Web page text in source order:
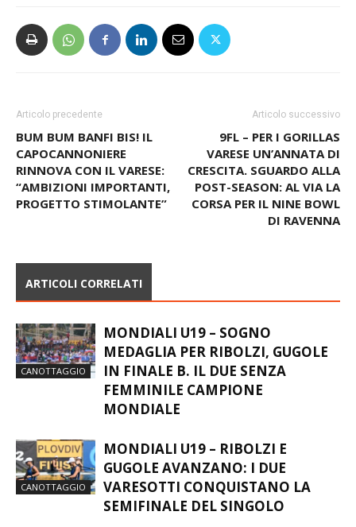
Articolo precedente
BUM BUM BANFI BIS! IL
CAPOCANNONIERE
RINNOVA CON IL VARESE:
Articolo successivo
9FL – PER I GORILLAS
VARESE UN’ANNATA DI
CRESCITA. SGUARDO ALLA
POST-SEASON: AL VIA LA
MONDIALI U19 – SOGNO
MEDAGLIA PER RIBOLZI, GUGOLE
IN FINALE B. IL DUE SENZA
FEMMINILE CAMPIONE
MONDIALI U19 – RIBOLZI E
GUGOLE AVANZANO: I DUE
VARESOTTI CONQUISTANO LA